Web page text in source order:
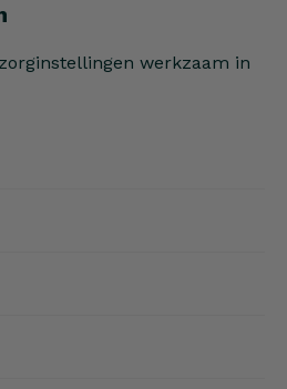
werkzaam in